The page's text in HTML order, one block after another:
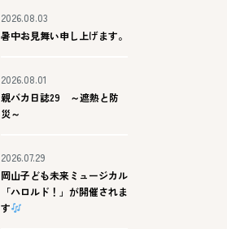
2026.08.03
暑中お見舞い申し上げます。
2026.08.01
親バカ日誌29 ～遮熱と防
災～
2026.07.29
岡山子ども未来ミュージカル
「ハロルド！」が開催されま
す